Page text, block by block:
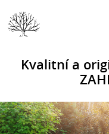
Kvalitní a